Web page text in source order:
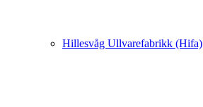
Hillesvåg Ullvarefabrikk (Hifa)